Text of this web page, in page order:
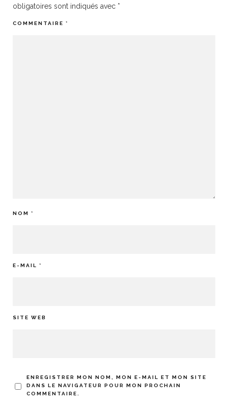
obligatoires sont indiqués avec *
COMMENTAIRE *
NOM *
E-MAIL *
SITE WEB
ENREGISTRER MON NOM, MON E-MAIL ET MON SITE
DANS LE NAVIGATEUR POUR MON PROCHAIN
COMMENTAIRE.